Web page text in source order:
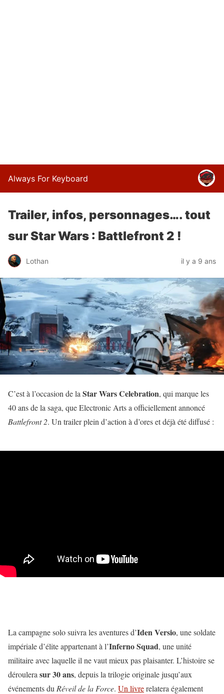
Always For Keyboard
Trailer, infos, personnages…. tout
sur Star Wars : Battlefront 2 !
Lothan il y a 9 ans
C’est à l’occasion de la Star Wars Celebration, qui marque les
40 ans de la saga, que Electronic Arts a officiellement annoncé
Battlefront 2. Un trailer plein d’action à d’ores et déjà été diffusé :
La campagne solo suivra les aventures d’Iden Versio, une soldate
impériale d’élite appartenant à l’Inferno Squad, une unité
militaire avec laquelle il ne vaut mieux pas plaisanter. L’histoire se
déroulera sur 30 ans, depuis la trilogie originale jusqu’aux
événements du Réveil de la Force. Un livrerelatera également